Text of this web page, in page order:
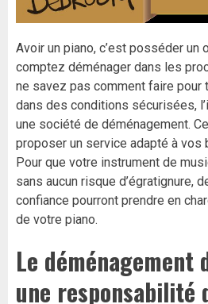
Avoir un piano, c’est posséder un
comptez déménager dans les
ne savez pas comment faire pour
dans des conditions sécurisées,
une société de déménagement.
proposer un service adapté à
Pour que votre instrument de
sans aucun risque d’égratignure,
confiance pourront prendre en
de votre piano.
Le déménagement
une responsabilité